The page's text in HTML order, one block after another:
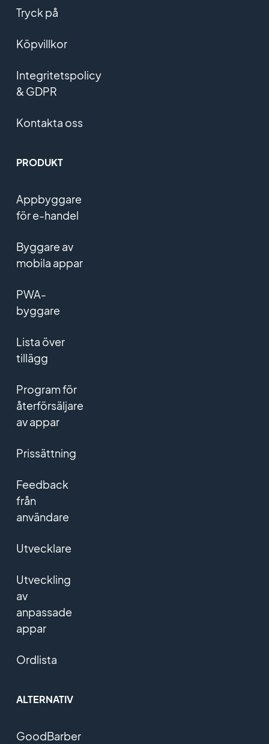
Tryck på
Köpvillkor
Integritetspolicy
& GDPR
Kontakta oss
PRODUKT
Appbyggare
för e-handel
Byggare av
mobila appar
PWA-
byggare
Lista över
tillägg
Program för
återförsäljare
av appar
Prissättning
Feedback
från
användare
Utvecklare
Utveckling
av
anpassade
appar
Ordlista
ALTERNATIV
GoodBarber